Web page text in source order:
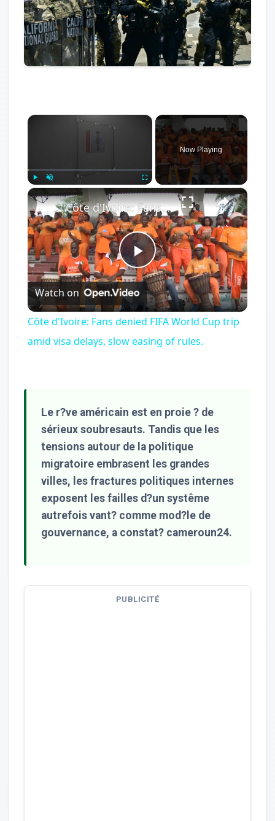
×
Now Playing
×
Play
Video
Côte d'Ivoire: Fans denied FIFA World Cup trip amid visa delays, slow easing of rules.
Watch on
Côte d'Ivoire: Fans denied FIFA World Cup trip
amid visa delays, slow easing of rules.
Le r?ve américain est en proie ? de
sérieux soubresauts. Tandis que les
tensions autour de la politique
migratoire embrasent les grandes
villes, les fractures politiques internes
exposent les failles d?un systême
autrefois vant? comme mod?le de
gouvernance, a constat? cameroun24.
PUBLICITÉ